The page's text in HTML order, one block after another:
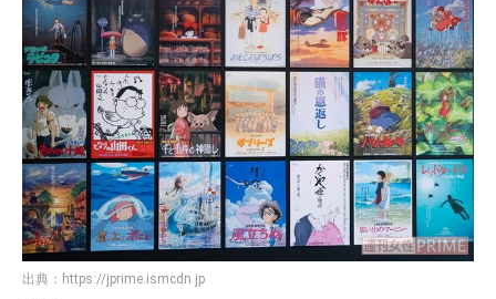
出典： https://jprime.ismcdn.jp